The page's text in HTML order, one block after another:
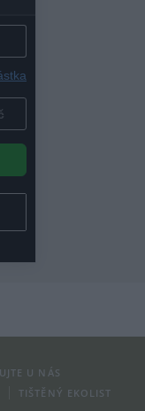
U NÁS
TIŠTĚNÝ EKOLIST